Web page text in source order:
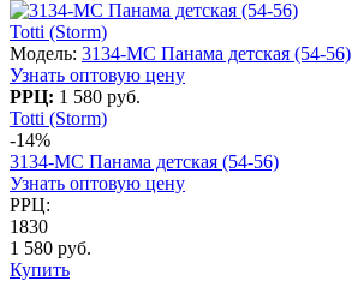
Totti (Storm)
Модель: 3134-МС Панама детская (54-56)
Узнать оптовую цену
РРЦ: 1 580 руб.
Totti (Storm)
-14%
3134-МС Панама детская (54-56)
Узнать оптовую цену
РРЦ:
1830
1 580 руб.
Купить